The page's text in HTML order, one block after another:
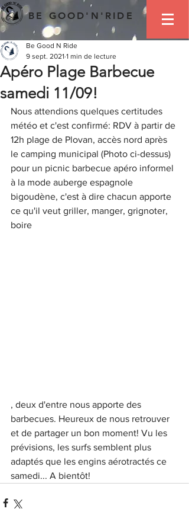
BE GOOD'N'RIDE
Apéro Plage Barbecue
samedi 11/09!
Be Good N Ride
9 sept. 2021 1 min de lecture
Nous attendions quelques certitudes
météo et c'est confirmé: RDV à partir de
12h plage de Plovan, accès nord après
le camping municipal (Photo ci-dessus)
pour un picnic barbecue apéro informel
à la mode auberge espagnole
bigoudène, c'est à dire chacun apporte
ce qu'il veut griller, manger, grignoter,
boire
, deux d'entre nous apporte des
barbecues. Heureux de nous retrouver
et de partager un bon moment! Vu les
prévisions, les surfs semblent plus
adaptés que les engins aérotractés ce
samedi... A bientôt!